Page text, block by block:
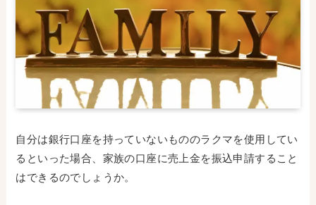
自分は銀行口座を持っていないもののラクマを使用してい
るといった場合、家族の口座に売上金を振込申請すること
はできるのでしょうか。